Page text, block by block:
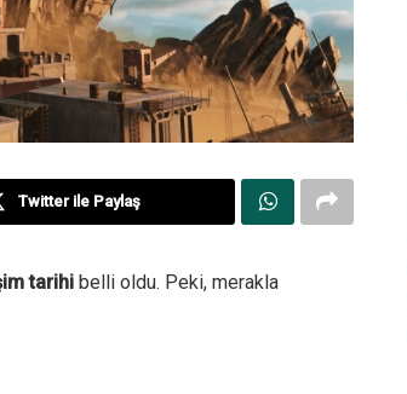
Twitter ile Paylaş
tarihi belli oldu. Peki, merakla